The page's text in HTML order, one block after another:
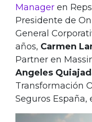
Manager en
Presidente de
General
años, Carmen
Partner en
Angeles
Transformación
Seguros